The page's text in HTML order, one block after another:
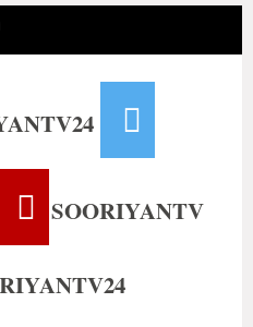
SOORIYANTV